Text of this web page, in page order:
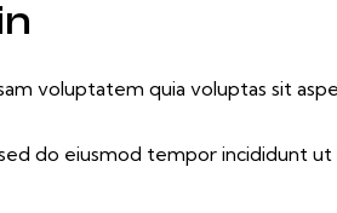
voluptatem quia voluptas sit
do eiusmod tempor incididunt